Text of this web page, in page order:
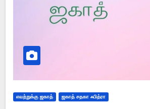
எவற்றுக்கு ஜகாத் ஜகாத் சதகா ஃபித்ரா